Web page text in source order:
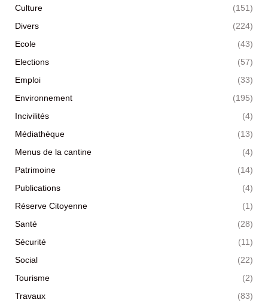
Culture
(151)
Divers
(224)
Ecole
(43)
Elections
(57)
Emploi
(33)
Environnement
(195)
Incivilités
(4)
Médiathèque
(13)
Menus de la cantine
(4)
Patrimoine
(14)
Publications
(4)
Réserve Citoyenne
(1)
Santé
(28)
Sécurité
(11)
Social
(22)
Tourisme
(2)
Travaux
(83)